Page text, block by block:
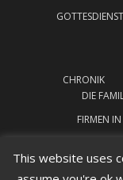
CHRONIK
DIE
FIRMEN
This website uses